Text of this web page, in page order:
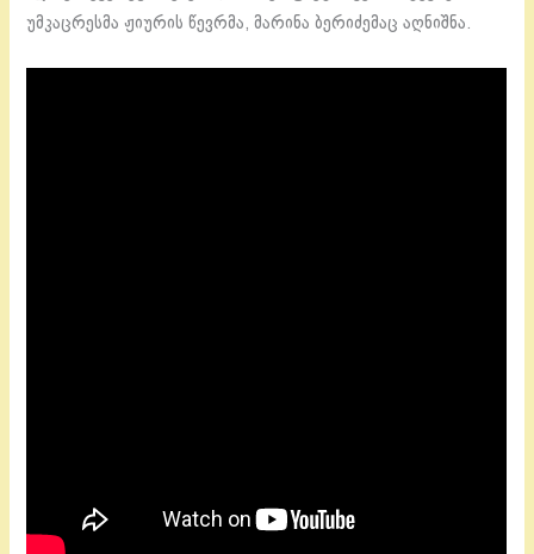
უმკაცრესმა ჟიურის წევრმა, მარინა ბერიძემაც აღნიშნა.